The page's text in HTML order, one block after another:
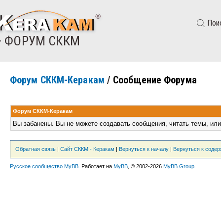
ФОРУМ СККМ
Форум СККМ-Керакам / Сообщение Форума
Форум СККМ-Керакам
Вы забанены. Вы не можете создавать сообщения, читать темы,
Обратная связь | Сайт СККМ - Керакам | Вернуться к началу | Вернуться к
Русское сообщество MyBB . Работает на MyBB , © 2002-2026 MyBB Group